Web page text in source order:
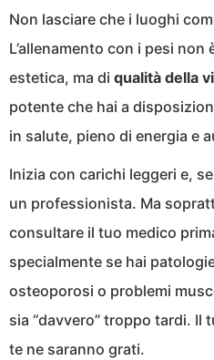
Non lasciare che i luoghi
L’allenamento con i pesi
estetica, ma di qualità della
potente che hai a
in salute, pieno di energia e
Inizia con carichi leggeri e,
un professionista. Ma
consultare il tuo medico
specialmente se hai
osteoporosi o problemi
sia “davvero” troppo tardi. Il
te ne saranno grati.